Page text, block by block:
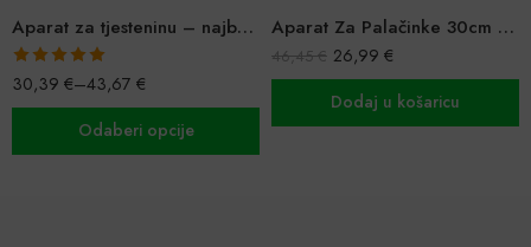
Aparat za tjesteninu – najbolja mašina za rezance (9 debljina, inox)
Ocijenjeno
5.00od 5
30,39 €–43,67 €
Odaberi opcije
Aparat Za Palačinke 30cm – Savršen za Svaku Kuhinju
46,45€ 26,99 €
Dodaj u košaricu